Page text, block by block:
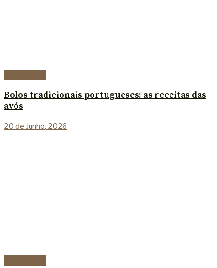
Bolos tradicionais portugueses: as receitas das
avós
20 de Junho, 2026